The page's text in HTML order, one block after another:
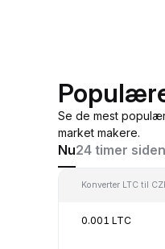
Se de mest
market makere.
Nu24 timer siden
Konverter LTC til
0.001 LTC